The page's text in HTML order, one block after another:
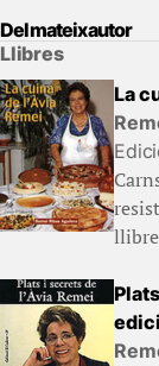
Del mateix autor
Llibres
La